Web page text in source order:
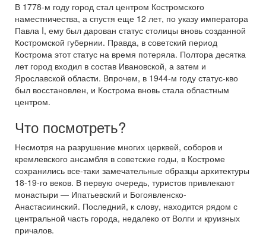
В 1778-м году город стал центром Костромского
наместничества, а спустя еще 12 лет, по указу императора
Павла I, ему был дарован статус столицы вновь созданной
Костромской губернии. Правда, в советский период
Кострома этот статус на время потеряла. Полтора десятка
лет город входил в состав Ивановской, а затем и
Ярославской области. Впрочем, в 1944-м году статус-кво
был восстановлен, и Кострома вновь стала областным
центром.
Что посмотреть?
Несмотря на разрушение многих церквей, соборов и
кремлевского ансамбля в советские годы, в Костроме
сохранились все-таки замечательные образцы архитектуры
18-19-го веков. В первую очередь, туристов привлекают
монастыри — Ипатьевский и Богоявленско-
Анастасиинский. Последний, к слову, находится рядом с
центральной часть города, недалеко от Волги и круизных
причалов.